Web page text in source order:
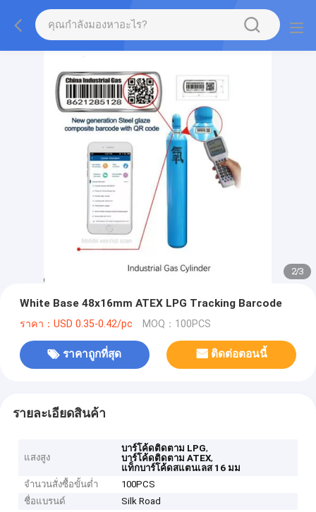
2/3
White Base 48x16mm ATEX LPG Tracking Barcode
ราคา：USD 0.35-0.42/pc MOQ：100PCS
ราคาถูกที่สุด ติดต่อตอนนี้
รายละเอียดสินค้า
แสงสูง
บาร์โค้ดติดตาม LPG,
บาร์โค้ดติดตาม ATEX,
แท็กบาร์โค้ดสแตนเลส 16 มม
จำนวนสั่งซื้อขั้นต่ำ
100PCS
ชื่อแบรนด์
Silk Road